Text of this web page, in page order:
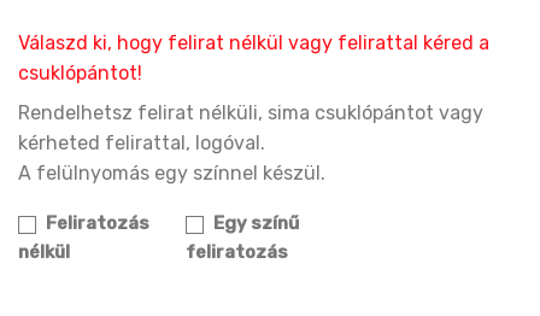
Válaszd ki, hogy felirat nélkül vagy felirattal kéred a
csuklópántot!
Rendelhetsz felirat nélküli, sima csuklópántot vagy
kérheted felirattal, logóval.
A felülnyomás egy színnel készül.
Feliratozás
nélkül
Egy színű
feliratozás